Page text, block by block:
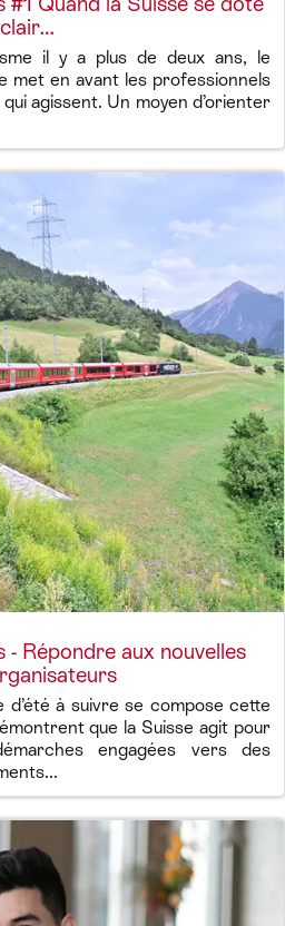
il y a plus de deux ans, le
met en avant les professionnels
agissent. Un moyen d’orienter
- Répondre aux nouvelles
à suivre se compose cette
que la Suisse agit pour
engagées vers des